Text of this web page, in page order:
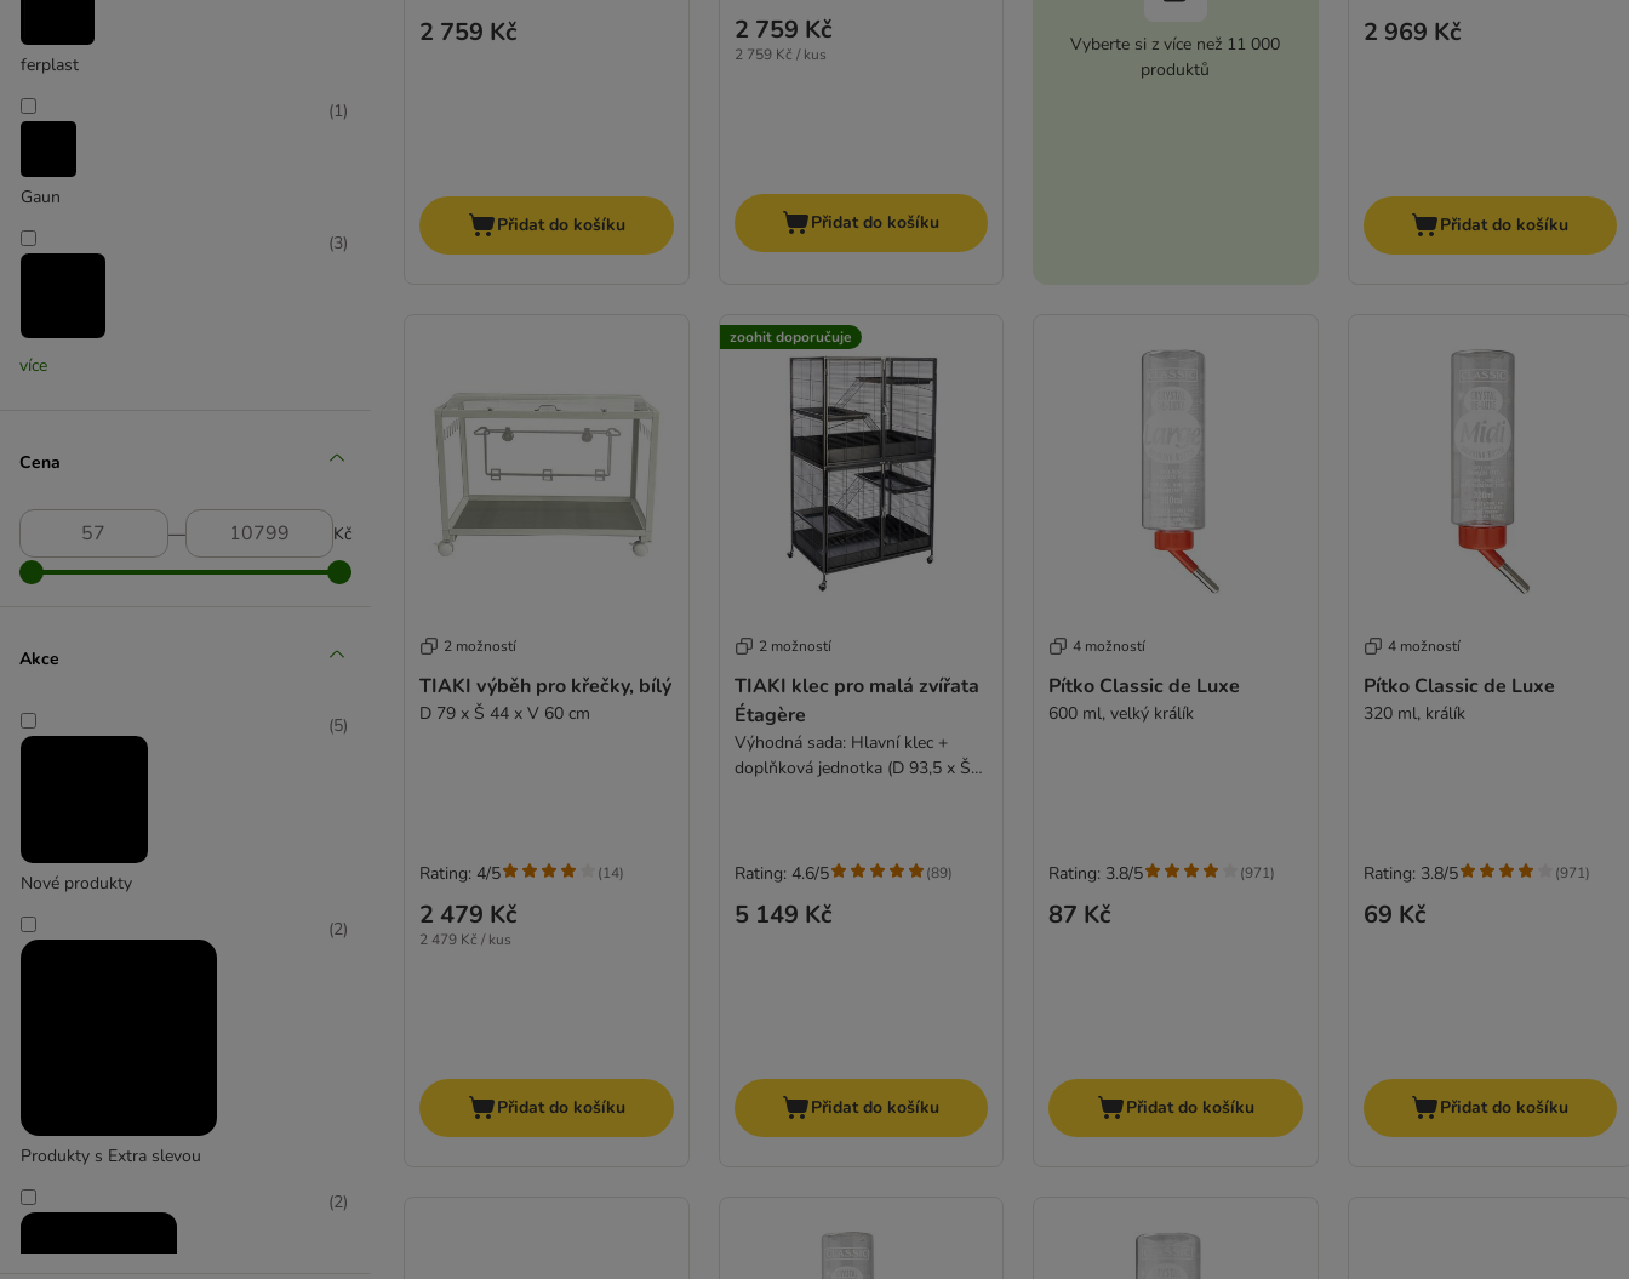
ferplast
Gaun
(1)
Inter-zoo
(3)
Kerbl Pet
6)
více
Cena
― Kč
Akce
Nové produkty
(5)
Produkty s Extra slevou
(2)
(2)
2 759 Kč
Přidat do košíku
2 759 Kč
2 759 Kč / kus
Přidat do košíku
Vyberte si z více než 11 000
produktů
2 969 Kč
Přidat do košíku
2 možností
TIAKI výběh pro křečky, bílý
D 79 x Š 44 x V 60 cm
2 479 Kč
2 479 Kč / kus
Rating: 4/5 (14)
Přidat do košíku
zoohit doporučuje
2 možností
TIAKI klec pro malá zvířata
Étagère
Výhodná sada: Hlavní klec +
doplňková jednotka (D 93,5 x Š
5 149 Kč
Rating: 4.6/5 (89)
Přidat do košíku
4 možností
Pítko Classic de Luxe
600 ml, velký králík
87 Kč
Rating: 3.8/5 (971)
Přidat do košíku
4 možností
Pítko Classic de Luxe
320 ml, králík
69 Kč
Rating: 3.8/5 (971)
Přidat do košíku